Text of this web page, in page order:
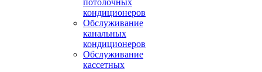
потолочных
кондиционеров
Обслуживание
канальных
кондиционеров
Обслуживание
кассетных